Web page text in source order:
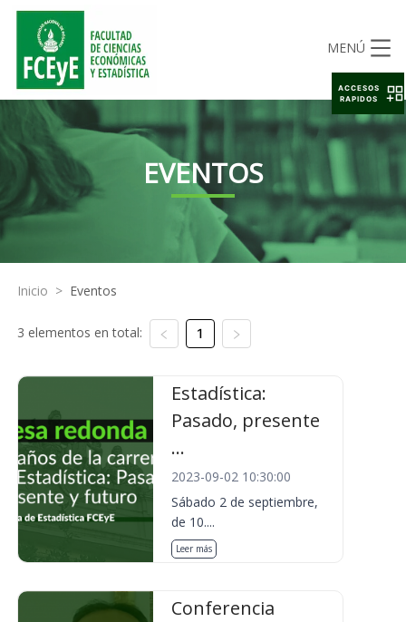
MENÚ
EVENTOS
Inicio > Eventos
3 elementos en total: 1
Estadística:
Pasado, presente
...
2023-09-02 10:30:00
Sábado 2 de septiembre,
de 10....
Leer más
Conferencia
ACCESOS
RAPIDOS